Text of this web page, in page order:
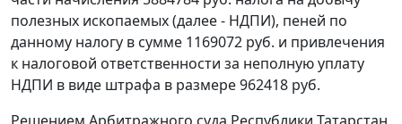
полезных ископаемых (далее - НДПИ), пеней по
данному налогу в сумме 1169072 руб. и привлечения
к налоговой ответственности за неполную уплату
НДПИ в виде штрафа в размере 962418 руб.